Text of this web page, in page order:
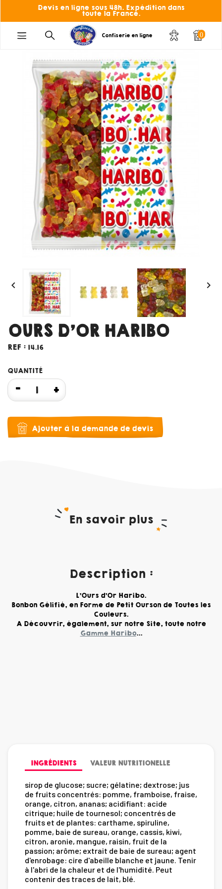
Devis en ligne sous 48h. Expédition dans
toute la France.
Confiserie en ligne 0
 
OURS D'OR HARIBO
REF : 14.16
QUANTITÉ
Ajouter à la demande de devis
En savoir plus
Description :
L'Ours d'Or Haribo.
Bonbon Gélifié, en Forme de Petit Ourson de Toutes les
Couleurs.
A Découvrir, également, sur notre Site, toute notre
Gamme Haribo...
INGRÉDIENTS VALEUR NUTRITIONELLE
sirop de glucose; sucre; gélatine; dextrose; jus
de fruits concentrés: pomme, framboise, fraise,
orange, citron, ananas; acidifiant: acide
citrique; huile de tournesol; concentrés de
fruits et de plantes: carthame, spiruline,
pomme, baie de sureau, orange, cassis, kiwi,
citron, aronie, mangue, raisin, fruit de la
passion; arôme; extrait de baie de sureau; agent
d'enrobage: cire d'abeille blanche et jaune. Tenir
à l'abri de la chaleur et de l'humidité. Peut
contenir des traces de lait, blé.